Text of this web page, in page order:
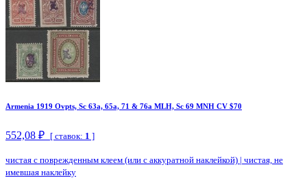
Armenia 1919 Ovpts, Sc 63a, 65a, 71 & 76a MLH, Sc 69 MNH CV $70
552,08 ₽ [ ставок: 1 ]
чистая с поврежденным клеем (или с аккуратной наклейкой) | чистая, не
имевшая наклейку